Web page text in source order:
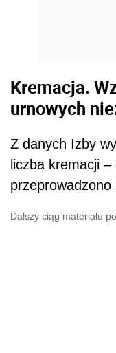
Kremacja.
urnowych
Z danych Izby
liczba kremacji
przeprowadzono
Dalszy ciąg materiału